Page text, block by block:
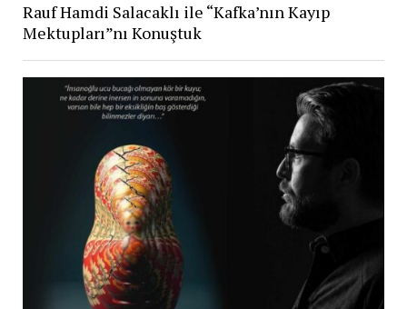
Rauf Hamdi Salacaklı ile “Kafka’nın Kayıp
Mektupları”nı Konuştuk